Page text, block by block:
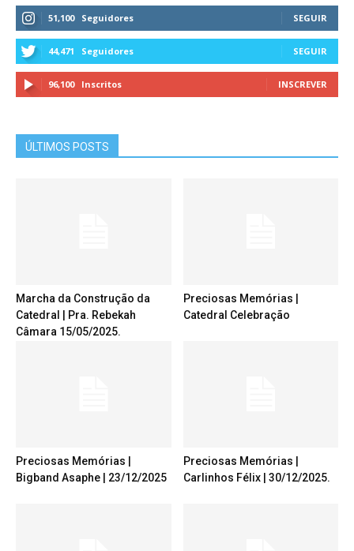
51,100 Seguidores SEGUIR
44,471 Seguidores SEGUIR
96,100 Inscritos INSCREVER
ÚLTIMOS POSTS
Marcha da Construção da
Catedral | Pra. Rebekah
Câmara 15/05/2025.
Preciosas Memórias |
Catedral Celebração
Preciosas Memórias |
Bigband Asaphe | 23/12/2025
Preciosas Memórias |
Carlinhos Félix | 30/12/2025.